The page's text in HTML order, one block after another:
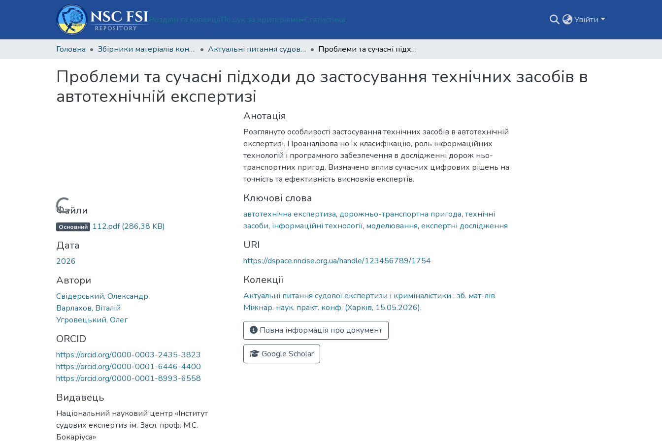
Розділи та колекціїПошук за критеріями Статистика Увійти
Головна Збірники матеріалів конференцій Національного наукового центру «Інститут судових експертиз ім. Засл. проф. М. С. Бокаріуса» Актуальні питання судової експертизи і криміналістики : зб. мат-лів Міжнар. наук. практ. конф. (Харків, 15.05.2026). Проблеми та сучасні підходи до застосування технічних засобів в автотехнічній експертизі
Проблеми та сучасні підходи до застосування технічних засобів в
автотехнічній експертизі
Вантажиться...
Файли
Основний 112.pdf(286,38 KB)
Дата
2026
Автори
Свідерський, Олександр
Варлахов, Віталій
Угровецький, Олег
ORCID
https://orcid.org/0000-0003-2435-3823
https://orcid.org/0000-0001-6446-4400
https://orcid.org/0000-0001-8993-6558
Видавець
Національний науковий центр «Інститут
судових експертиз ім. Засл. проф. М.С.
Бокаріуса»
Анотація
Розглянуто особливості застосування технічних засобів в автотехнічній
експертизі. Проаналізова но їх класифікацію, роль інформаційних
технологій і програмного забезпечення в дослідженні дорож ньо-
транспортних пригод. Визначено вплив сучасних цифрових рішень на
точність та ефективність висновків експертів.
Ключові слова
автотехнічна експертиза, дорожньо-транспортна пригода, технічні
засоби, інформаційні технології, моделювання, експертні дослідження
URI
https://dspace.nncise.org.ua/handle/123456789/1754
Колекції
Актуальні питання судової експертизи і криміналістики : зб. мат-лів
Міжнар. наук. практ. конф. (Харків, 15.05.2026).
Повна інформація про документ
Google Scholar